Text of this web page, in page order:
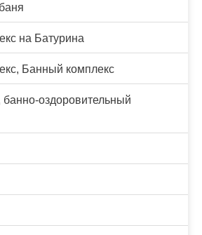
на Батурина
Банный комплекс
банно-оздоровительный